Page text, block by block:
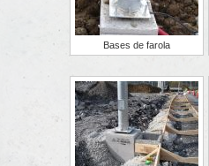
Bases de farola